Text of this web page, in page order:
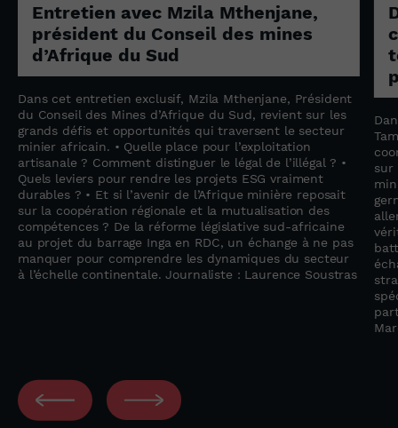
Entretien avec Mzila Mthenjane,
président du Conseil des mines
d’Afrique du Sud
Dans cet entretien exclusif, Mzila Mthenjane, Président
du Conseil des Mines d’Afrique du Sud, revient sur les
grands défis et opportunités qui traversent le secteur
minier africain. • Quelle place pour l’exploitation
artisanale ? Comment distinguer le légal de l’illégal ? •
Quels leviers pour rendre les projets ESG vraiment
durables ? • Et si l’avenir de l’Afrique minière reposait
sur la coopération régionale et la mutualisation des
compétences ? De la réforme législative sud-africaine
au projet du barrage Inga en RDC, un échange à ne pas
manquer pour comprendre les dynamiques du secteur
à l’échelle continentale. Journaliste : Laurence Soustras
sur